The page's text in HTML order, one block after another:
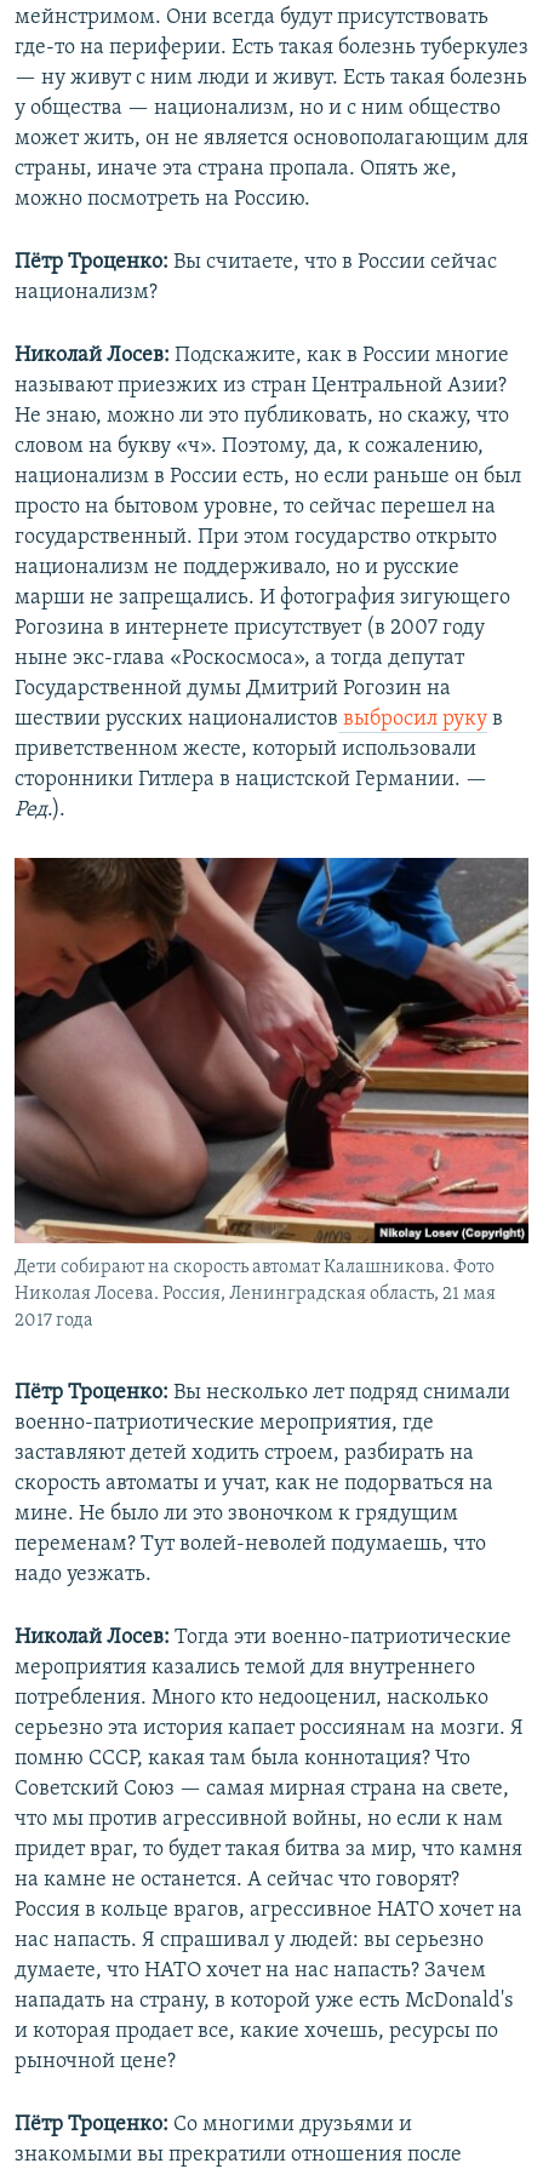
мейнстримом. Они всегда будут присутствовать
где-то на периферии. Есть такая болезнь туберкулез
— ну живут с ним люди и живут. Есть такая болезнь
у общества — национализм, но и с ним общество
может жить, он не является основополагающим для
страны, иначе эта страна пропала. Опять же,
можно посмотреть на Россию.
Пётр Троценко: Вы считаете, что в России сейчас
национализм?
Николай Лосев: Подскажите, как в России многие
называют приезжих из стран Центральной Азии?
Не знаю, можно ли это публиковать, но скажу, что
словом на букву «ч». Поэтому, да, к сожалению,
национализм в России есть, но если раньше он был
просто на бытовом уровне, то сейчас перешел на
государственный. При этом государство открыто
национализм не поддерживало, но и русские
марши не запрещались. И фотография зигующего
Рогозина в интернете присутствует (в 2007 году
ныне экс-глава «Роскосмоса», а тогда депутат
Государственной думы Дмитрий Рогозин на
шествии русских националистов выбросил руку в
приветственном жесте, который использовали
сторонники Гитлера в нацистской Германии. —
Ред.).
Дети собирают на скорость автомат Калашникова. Фото
Николая Лосева. Россия, Ленинградская область, 21 мая
2017 года
Пётр Троценко: Вы несколько лет подряд снимали
военно-патриотические мероприятия, где
заставляют детей ходить строем, разбирать на
скорость автоматы и учат, как не подорваться на
мине. Не было ли это звоночком к грядущим
переменам? Тут волей-неволей подумаешь, что
надо уезжать.
Николай Лосев: Тогда эти военно-патриотические
мероприятия казались темой для внутреннего
потребления. Много кто недооценил, насколько
серьезно эта история капает россиянам на мозги. Я
помню СССР, какая там была коннотация? Что
Советский Союз — самая мирная страна на свете,
что мы против агрессивной войны, но если к нам
придет враг, то будет такая битва за мир, что камня
на камне не останется. А сейчас что говорят?
Россия в кольце врагов, агрессивное НАТО хочет на
нас напасть. Я спрашивал у людей: вы серьезно
думаете, что НАТО хочет на нас напасть? Зачем
нападать на страну, в которой уже есть McDonald's
и которая продает все, какие хочешь, ресурсы по
рыночной цене?
Пётр Троценко: Со многими друзьями и
знакомыми вы прекратили отношения после